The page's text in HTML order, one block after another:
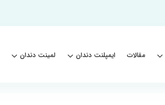
مقالات ایمپلنت دندان لمینت دندان